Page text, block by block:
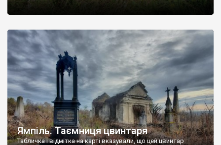
Ямпіль. Таємниця цвинтаря
Табличка і відмітка на карті вказували, що цей цвинтар